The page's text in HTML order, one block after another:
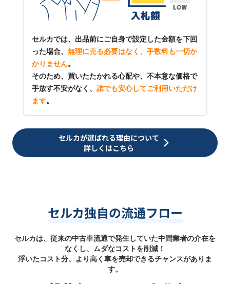
セルカでは、出品前にご自身で設定した金額を下回
った場合、 無理に売る必要はなく、手数料も一切か
かりません。
そのため、買いたたかれる心配や、不本意な価格で
手放す不安がなく、 誰でも安心してご利用いただけ
ます。
セルカが選ばれる理由について
詳しくはこちら
セルカ独自の流通フロー
セルカは、従来の中古車流通で発生していた中間業者の介在を
なくし、ムダなコストを削減！
浮いたコスト分、より高く車を売却できるチャンスがありま
す。